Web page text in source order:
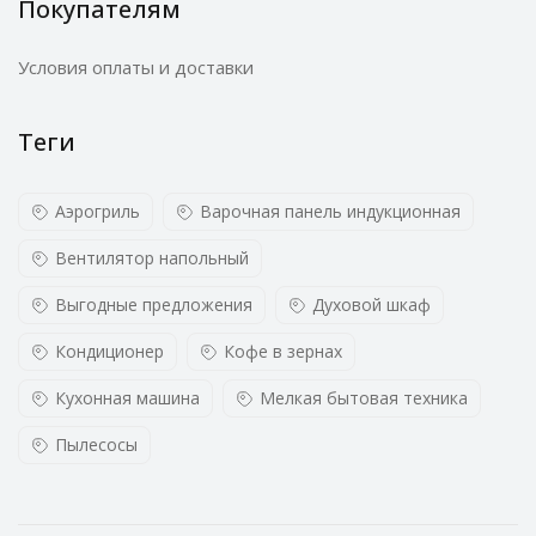
шума во время работы. Большинство
инверторным двигателем и более
Покупателям
Условия оплаты и доставки
Теги
Аэрогриль Варочная панель индукционная
Вентилятор напольный
Выгодные предложения Духовой шкаф
Кондиционер Кофе в зернах
Кухонная машина Мелкая бытовая техника
Пылесосы